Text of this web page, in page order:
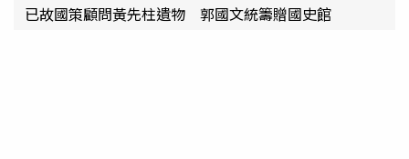
已故國策顧問黃先柱遺物 郭國文統籌贈國史館